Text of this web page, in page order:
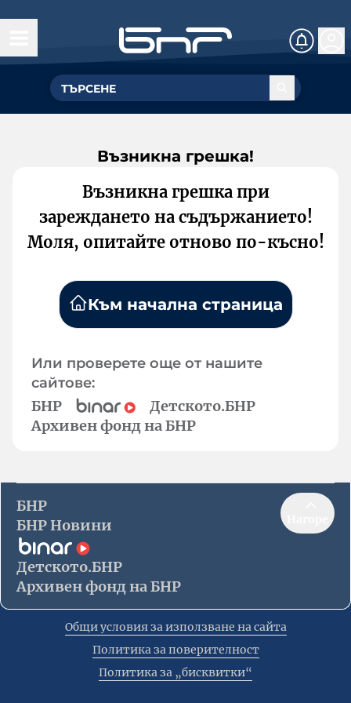
Възникна грешка!
Възникна грешка при
зареждането на съдържанието!
Моля, опитайте отново по-късно!
Към начална страница
Или проверете още от нашите
сайтове:
БНР
Детското.БНР
Архивен фонд на БНР
БНР
БНР Новини
Детското.БНР
Архивен фонд на БНР
Общи условия за използване на сайта
Политика за поверителност
Политика за „бисквитки“